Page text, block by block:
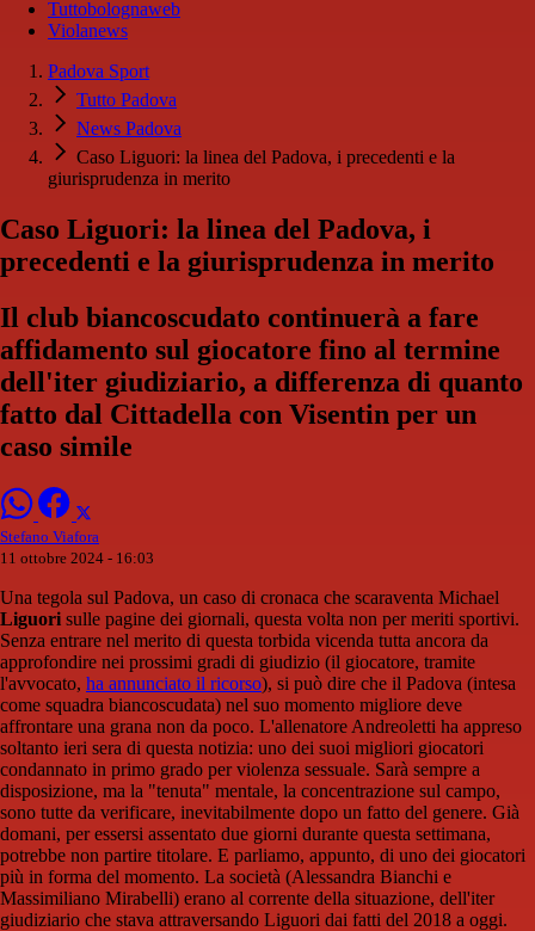
Tuttobolognaweb
Violanews
Padova Sport
Tutto Padova
News Padova
Caso Liguori: la linea del Padova, i precedenti e la
giurisprudenza in merito
Caso Liguori: la linea del Padova, i
precedenti e la giurisprudenza in merito
Il club biancoscudato continuerà a fare
affidamento sul giocatore fino al termine
dell'iter giudiziario, a differenza di quanto
fatto dal Cittadella con Visentin per un
caso simile
Stefano Viafora
11 ottobre 2024 - 16:03
Una tegola sul Padova, un caso di cronaca che scaraventa Michael
Liguori sulle pagine dei giornali, questa volta non per meriti sportivi.
Senza entrare nel merito di questa torbida vicenda tutta ancora da
approfondire nei prossimi gradi di giudizio (il giocatore, tramite
l'avvocato, ha annunciato il ricorso), si può dire che il Padova (intesa
come squadra biancoscudata) nel suo momento migliore deve
affrontare una grana non da poco. L'allenatore Andreoletti ha appreso
soltanto ieri sera di questa notizia: uno dei suoi migliori giocatori
condannato in primo grado per violenza sessuale. Sarà sempre a
disposizione, ma la "tenuta" mentale, la concentrazione sul campo,
sono tutte da verificare, inevitabilmente dopo un fatto del genere. Già
domani, per essersi assentato due giorni durante questa settimana,
potrebbe non partire titolare. E parliamo, appunto, di uno dei giocatori
più in forma del momento. La società (Alessandra Bianchi e
Massimiliano Mirabelli) erano al corrente della situazione, dell'iter
giudiziario che stava attraversando Liguori dai fatti del 2018 a oggi.